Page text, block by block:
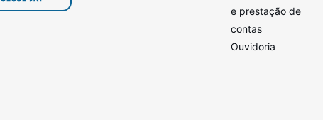
e prestação de
contas
Ouvidoria